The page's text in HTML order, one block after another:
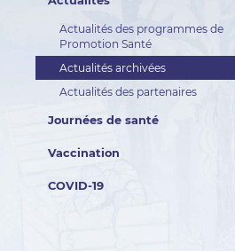
Actualités des programmes de
Promotion Santé
Actualités archivées
Actualités des partenaires
Journées de santé
Vaccination
COVID-19